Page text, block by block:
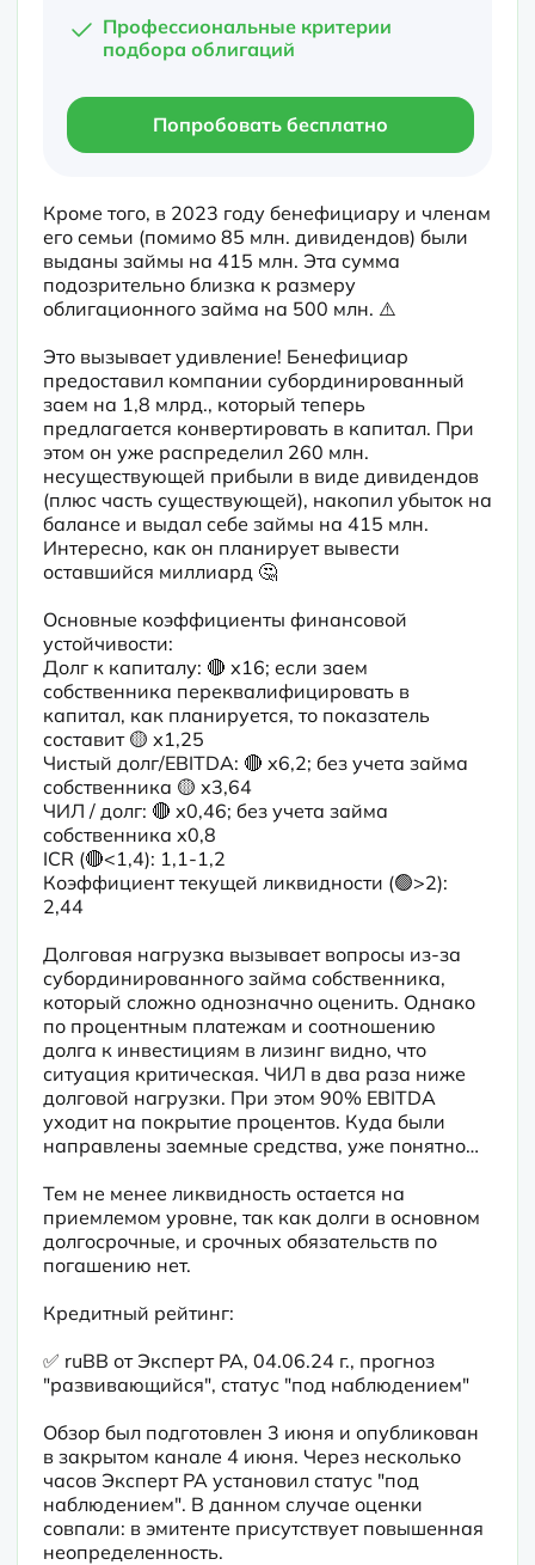
Профессиональные критерии
подбора облигаций
Попробовать бесплатно
Кроме того, в 2023 году бенефициару и членам
его семьи (помимо 85 млн. дивидендов) были
выданы займы на 415 млн. Эта сумма
подозрительно близка к размеру
облигационного займа на 500 млн. ⚠️
Это вызывает удивление! Бенефициар
предоставил компании субординированный
заем на 1,8 млрд., который теперь
предлагается конвертировать в капитал. При
этом он уже распределил 260 млн.
несуществующей прибыли в виде дивидендов
(плюс часть существующей), накопил убыток на
балансе и выдал себе займы на 415 млн.
Интересно, как он планирует вывести
оставшийся миллиард 🤔
Основные коэффициенты финансовой
устойчивости:
Долг к капиталу: 🔴 х16; если заем
собственника переквалифицировать в
капитал, как планируется, то показатель
составит 🟡 х1,25
Чистый долг/EBITDA: 🔴 х6,2; без учета займа
собственника 🟡 х3,64
ЧИЛ / долг: 🔴 х0,46; без учета займа
собственника х0,8
ICR (🔴<1,4): 1,1-1,2
Коэффициент текущей ликвидности (🟢>2):
2,44
Долговая нагрузка вызывает вопросы из-за
субординированного займа собственника,
который сложно однозначно оценить. Однако
по процентным платежам и соотношению
долга к инвестициям в лизинг видно, что
ситуация критическая. ЧИЛ в два раза ниже
долговой нагрузки. При этом 90% EBITDA
уходит на покрытие процентов. Куда были
направлены заемные средства, уже понятно…
Тем не менее ликвидность остается на
приемлемом уровне, так как долги в основном
долгосрочные, и срочных обязательств по
погашению нет.
Кредитный рейтинг:
✅ ruBB от Эксперт РА, 04.06.24 г., прогноз
"развивающийся", статус "под наблюдением"
Обзор был подготовлен 3 июня и опубликован
в закрытом канале 4 июня. Через несколько
часов Эксперт РА установил статус "под
наблюдением". В данном случае оценки
совпали: в эмитенте присутствует повышенная
неопределенность.